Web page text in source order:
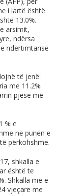
i lartë është
13.0%.
arsimit,
ndërsa
ndërtimtarisë
të jenë:
me 11.2%
pjesë me
% e
në punën e
përkohshme.
shkalla e
është te
Shkalla me e
vjeçare me